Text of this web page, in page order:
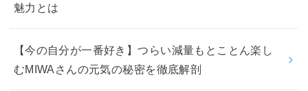
魅力とは
【今の自分が一番好き】つらい減量もとことん楽し
むMIWAさんの元気の秘密を徹底解剖